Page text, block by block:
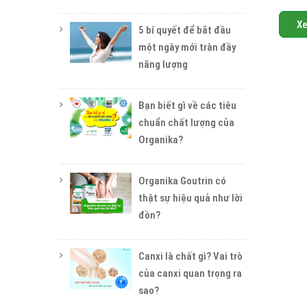
5 bí quyết để bắt đầu
một ngày mới tràn đầy
năng lượng
Bạn biết gì về các tiêu
chuẩn chất lượng của
Organika?
Organika Goutrin có
thật sự hiệu quả như lời
đồn?
Canxi là chất gì? Vai trò
của canxi quan trọng ra
sao?